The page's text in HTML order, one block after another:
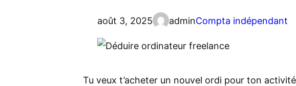
août 3, 2025 adminCompta indépendant
Tu veux t’acheter un nouvel ordi pour ton